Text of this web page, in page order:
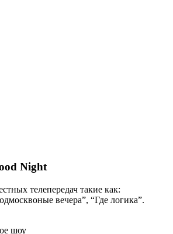
Night
телепередач такие как:
вечера”, “Где логика”.
шоу